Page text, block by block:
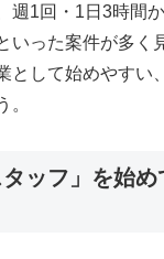
週1回・1日3時間
いった案件が多く
として始めやすい
。
タッフ」を始